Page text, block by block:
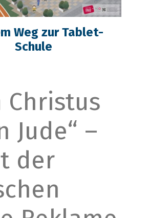
Weg zur Tablet-
Schule
Christus
Jude“ –
der